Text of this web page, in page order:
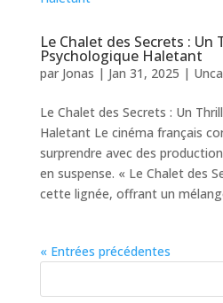
Le Chalet des Secrets : Un
Psychologique Haletant
par Jonas | Jan 31, 2025 |
Le Chalet des Secrets : Un
Haletant Le cinéma français
surprendre avec des
en suspense. « Le Chalet des
cette lignée, offrant un
« Entrées précédentes